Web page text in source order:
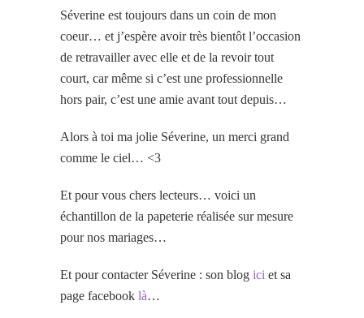
Séverine est toujours dans un coin de mon
coeur… et j’espère avoir très bientôt l’occasion
de retravailler avec elle et de la revoir tout
court, car même si c’est une professionnelle
hors pair, c’est une amie avant tout depuis…
Alors à toi ma jolie Séverine, un merci grand
comme le ciel… <3
Et pour vous chers lecteurs… voici un
échantillon de la papeterie réalisée sur mesure
pour nos mariages…
Et pour contacter Séverine : son blog ici et sa
page facebook là…